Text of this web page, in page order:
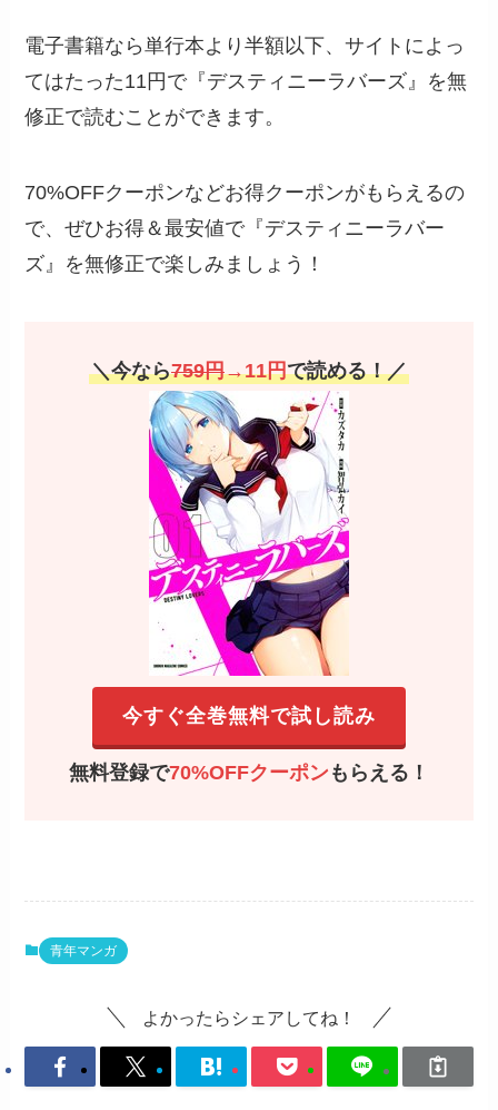
電子書籍なら単行本より半額以下、サイトによっ
てはたった11円で『デスティニーラバーズ』を無
修正で読むことができます。
70%OFFクーポンなどお得クーポンがもらえるの
で、ぜひお得＆最安値で『デスティニーラバー
ズ』を無修正で楽しみましょう！
＼今なら759円→11円で読める！／
今すぐ全巻無料で試し読み
無料登録で70%OFFクーポン もらえる！
青年マンガ
よかったらシェアしてね！